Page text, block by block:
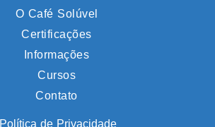
O Café Solúvel
Certificações
Informações
Cursos
Contato
Política de Privacidade